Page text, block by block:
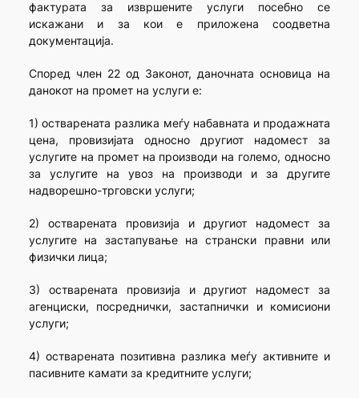
фактурата за извршените услуги посебно се
искажани и за кои е приложена соодветна
документација.
Според член 22 од Законот, даночната основица на
данокот на промет на услуги е:
1) остварената разлика меѓу набавната и продажната
цена, провизијата односно другиот надомест за
услугите на промет на производи на големо, односно
за услугите на увоз на производи и за другите
надворешно-трговски услуги;
2) остварената провизија и другиот надомест за
услугите на застапување на странски правни или
физички лица;
3) остварената провизија и другиот надомест за
агенциски, посреднички, застапнички и комисиони
услуги;
4) остварената позитивна разлика меѓу активните и
пасивните камати за кредитните услуги;